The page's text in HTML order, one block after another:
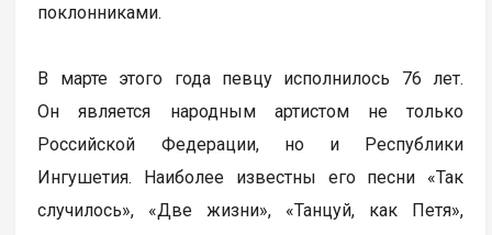
поклонниками.
В марте этого года певцу исполнилось 76 лет.
Он является народным артистом не только
Российской Федерации, но и Республики
Ингушетия. Наиболее известны его песни «Так
случилось», «Две жизни», «Танцуй, как Петя»,